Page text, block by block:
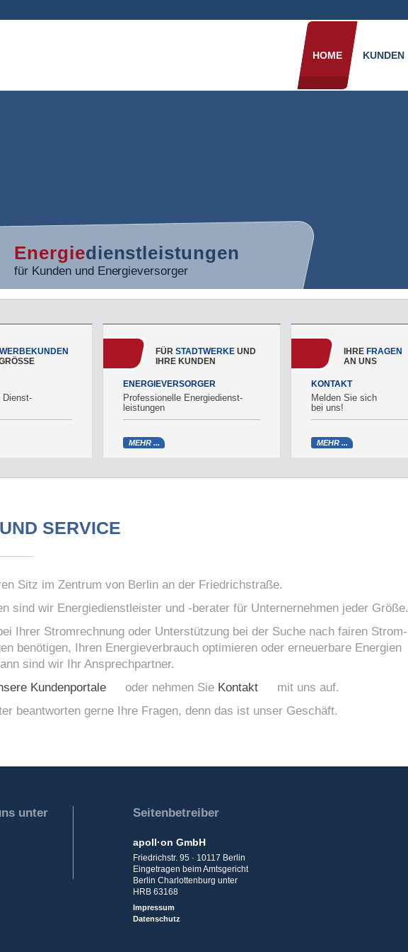
HOME KUNDEN
Energiedienstleistungen
für Kunden und Energieversorger
Dienst­
FÜRSTADTWERKE UND
IHRE KUNDEN
ENERGIEVERSORGER
Professio­nelle Energie­dienst­
leistungen
MEHR ...
IHREFRAGEN
AN UNS
KONTAKT
Melden Sie sich
bei uns!
MEHR ...
UND SERVICE
Sitz im Zentrum von Berlin an der Friedrichstraße.
sind wir Energiedienstleister und -berater für Unternernehmen jeder Größe.
Ihrer Stromrechnung oder Unterstützung bei der Suche nach fairen Strom-
benötigen, Ihren Energieverbrauch optimieren oder erneuerbare Energien
sind wir Ihr Ansprechpartner.
Kundenportale oder nehmen Sie Kontakt
mit uns auf.
beantworten gerne Ihre Fragen, denn das ist unser Geschäft.
unter Seitenbetreiber
apoll·on GmbH
Friedrichstr. 95 · 10117 Berlin
Eingetragen beim Amtsgericht
Berlin Charlottenburg unter
HRB 63168
Impressum
Datenschutz